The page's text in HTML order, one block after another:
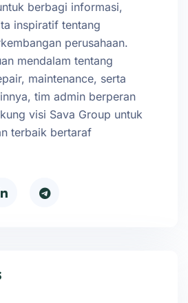
berbagi informasi,
inspiratif tentang
perusahaan.
mendalam tentang
maintenance, serta
tim admin berperan
visi Sava Group untuk
terbaik bertaraf